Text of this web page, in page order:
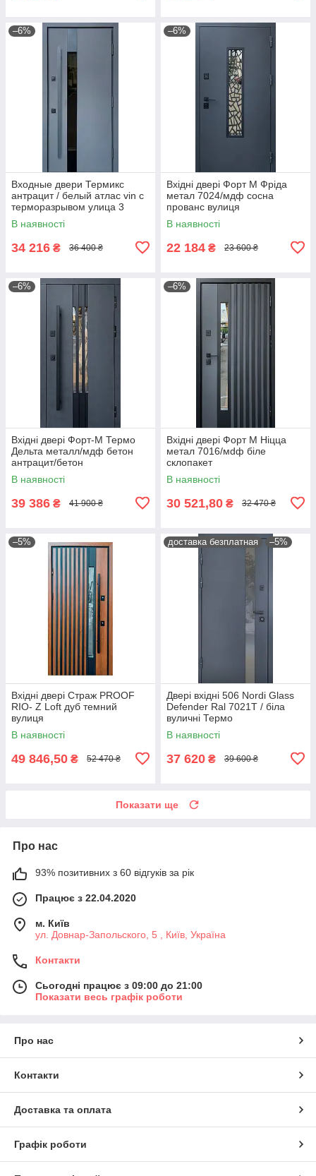
–6%
Входные двери Термикс
антрацит / белый атлас vin с
терморазрывом улица 3
контура стеклопакет
В наявності
34 216 ₴ 36 400 ₴
–6%
Вхідні двері Форт М Фріда
метал 7024/мдф сосна
прованс вулиця
В наявності
22 184 ₴ 23 600 ₴
–6%
Вхідні двері Форт-М Термо
Дельта металл/мдф бетон
антрацит/бетон
снежный+терморазрыв
В наявності
39 386 ₴ 41 900 ₴
–6%
Вхідні двері Форт М Ніцца
метал 7016/мdф біле
склопакет
В наявності
30 521,80 ₴ 32 470 ₴
–5%
Вхідні двері Страж PROOF
RIO- Z Loft дуб темний
вулиця
В наявності
49 846,50 ₴ 52 470 ₴
доставка безплатная –5%
Двері вхідні 506 Nordi Glass
Defender Ral 7021T / біла
вуличні Термо
В наявності
37 620 ₴ 39 600 ₴
Показати ще
Про нас
93% позитивних з 60 відгуків за рік
Працює з 22.04.2020
м. Київ
ул. Довнар-Запольского, 5 , Київ, Україна
Контакти
Сьогодні працює з 09:00 до 21:00
Показати весь графік роботи
Про нас
Контакти
Доставка та оплата
Графік роботи